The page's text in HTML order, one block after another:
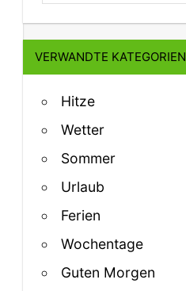
VERWANDTE KATEGORIEN
Hitze
Wetter
Sommer
Urlaub
Ferien
Wochentage
Guten Morgen